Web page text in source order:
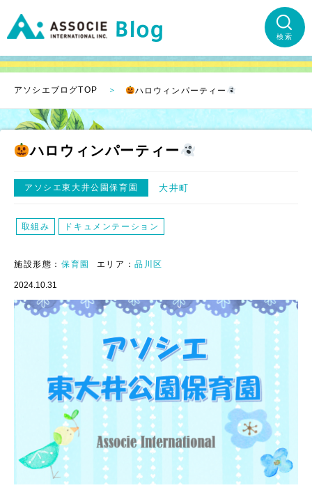
検索
アソシエブログTOP ハロウィンパーティー
ハロウィンパーティー
アソシエ東大井公園保育園 大井町
取組み ドキュメンテーション
施設形態： 保育園 エリア：品川区
2024.10.31